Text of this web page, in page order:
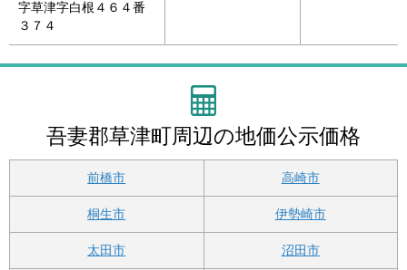
字草津字白根４６４番
３７４
吾妻郡草津町周辺の地価公示価格
前橋市 高崎市
桐生市 伊勢崎市
太田市 沼田市